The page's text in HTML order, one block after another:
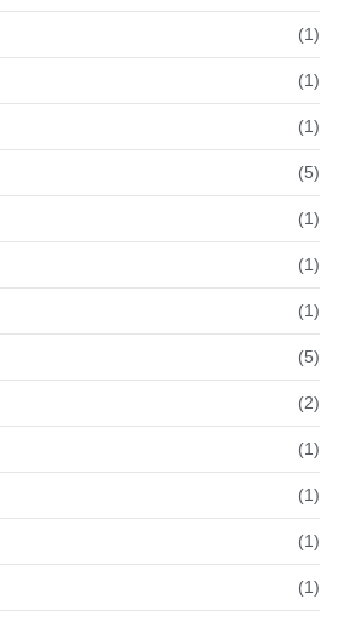
(1)
(1)
(1)
(5)
(1)
(1)
(1)
(5)
(2)
(1)
(1)
(1)
(1)